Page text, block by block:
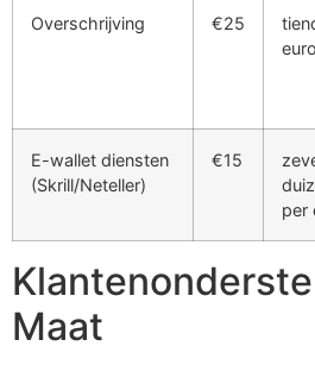
panel
Panel
Panel
Panel
Panel
Panel
Overschrijving €25
E-wallet diensten
(Skrill/Neteller)
€15
per
Maat